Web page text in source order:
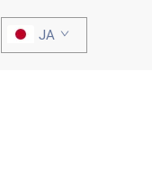
JA